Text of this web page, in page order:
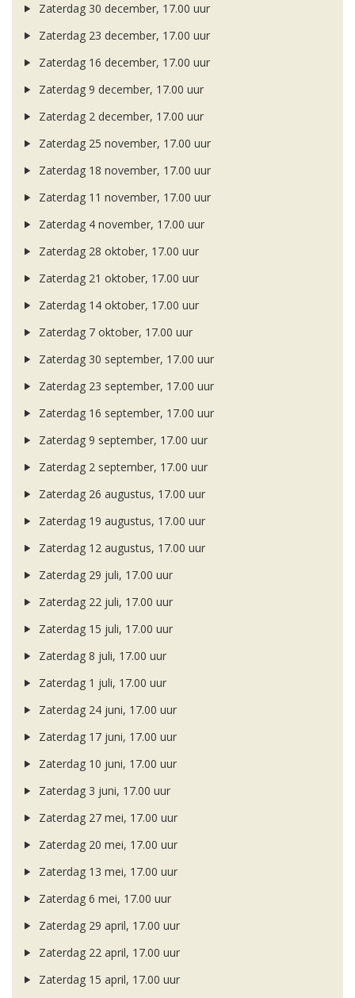
Zaterdag 30 december, 17.00 uur
Zaterdag 23 december, 17.00 uur
Zaterdag 16 december, 17.00 uur
Zaterdag 9 december, 17.00 uur
Zaterdag 2 december, 17.00 uur
Zaterdag 25 november, 17.00 uur
Zaterdag 18 november, 17.00 uur
Zaterdag 11 november, 17.00 uur
Zaterdag 4 november, 17.00 uur
Zaterdag 28 oktober, 17.00 uur
Zaterdag 21 oktober, 17.00 uur
Zaterdag 14 oktober, 17.00 uur
Zaterdag 7 oktober, 17.00 uur
Zaterdag 30 september, 17.00 uur
Zaterdag 23 september, 17.00 uur
Zaterdag 16 september, 17.00 uur
Zaterdag 9 september, 17.00 uur
Zaterdag 2 september, 17.00 uur
Zaterdag 26 augustus, 17.00 uur
Zaterdag 19 augustus, 17.00 uur
Zaterdag 12 augustus, 17.00 uur
Zaterdag 29 juli, 17.00 uur
Zaterdag 22 juli, 17.00 uur
Zaterdag 15 juli, 17.00 uur
Zaterdag 8 juli, 17.00 uur
Zaterdag 1 juli, 17.00 uur
Zaterdag 24 juni, 17.00 uur
Zaterdag 17 juni, 17.00 uur
Zaterdag 10 juni, 17.00 uur
Zaterdag 3 juni, 17.00 uur
Zaterdag 27 mei, 17.00 uur
Zaterdag 20 mei, 17.00 uur
Zaterdag 13 mei, 17.00 uur
Zaterdag 6 mei, 17.00 uur
Zaterdag 29 april, 17.00 uur
Zaterdag 22 april, 17.00 uur
Zaterdag 15 april, 17.00 uur